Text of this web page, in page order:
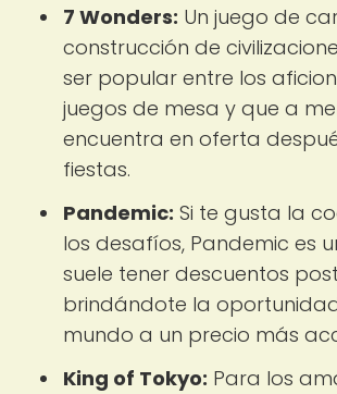
7 Wonders: Un juego de
construcción de
ser popular entre los
juegos de mesa y que a
encuentra en oferta
fiestas.
Pandemic: Si te gusta la
los desafíos, Pandemic es
suele tener descuentos
brindándote la
mundo a un precio más
King of Tokyo: Para los